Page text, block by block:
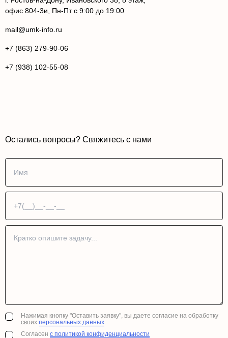
офис 804-3и, Пн-Пт с 9:00 до 19:00
mail@umk-info.ru
+7 (863) 279-90-06
+7 (938) 102-55-08
Остались вопросы? Свяжитесь с нами
Нажимая кнопку "Оставить заявку", вы даете согласие на обработку
своих персональных данных
Согласен с политикой конфиденциальности